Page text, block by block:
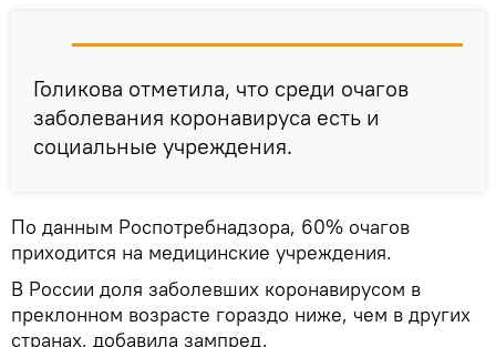
Голикова отметила, что среди очагов
заболевания коронавируса есть и
социальные учреждения.
По данным Роспотребнадзора, 60% очагов
приходится на медицинские учреждения.
В России доля заболевших коронавирусом в
преклонном возрасте гораздо ниже, чем в других
странах, добавила зампред.